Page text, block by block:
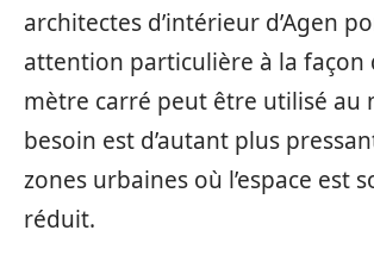
architectes d’intérieur d’Agen
attention particulière à la façon
mètre carré peut être utilisé au
besoin est d’autant plus
zones urbaines où l’espace est
réduit.